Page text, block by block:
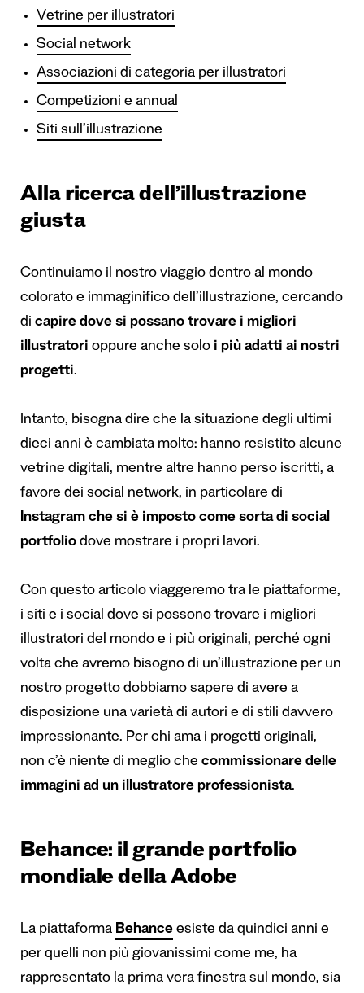
Vetrine per illustratori
Social network
Associazioni di categoria per illustratori
Competizioni e annual
Siti sull’illustrazione
Alla ricerca dell’illustrazione
giusta
Continuiamo il nostro viaggio dentro al mondo
colorato e immaginifico dell’illustrazione, cercando
di capire dove si possano trovare i migliori
illustratori oppure anche solo i più adatti ai nostri
progetti.
Intanto, bisogna dire che la situazione degli ultimi
dieci anni è cambiata molto: hanno resistito alcune
vetrine digitali, mentre altre hanno perso iscritti, a
favore dei social network, in particolare di
Instagram che si è imposto come sorta di social
portfolio dove mostrare i propri lavori.
Con questo articolo viaggeremo tra le piattaforme,
i siti e i social dove si possono trovare i migliori
illustratori del mondo e i più originali, perché ogni
volta che avremo bisogno di un’illustrazione per un
nostro progetto dobbiamo sapere di avere a
disposizione una varietà di autori e di stili davvero
impressionante. Per chi ama i progetti originali,
non c’è niente di meglio che commissionare delle
immagini ad un illustratore professionista.
Behance: il grande portfolio
mondiale della Adobe
La piattaforma Behance esiste da quindici anni e
per quelli non più giovanissimi come me, ha
rappresentato la prima vera finestra sul mondo, sia